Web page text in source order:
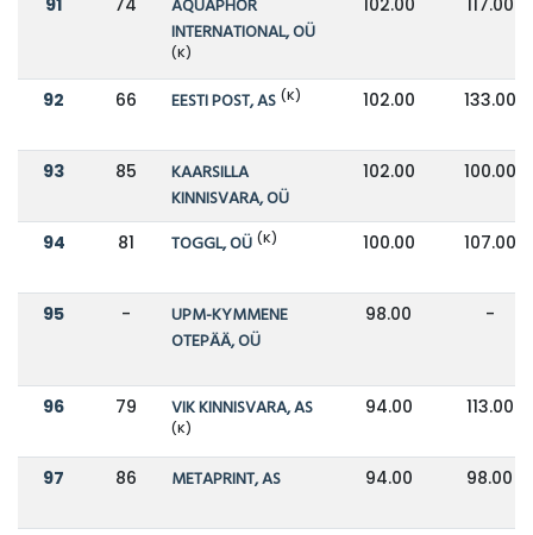
AQUAPHOR
INTERNATIONAL, OÜ
(K)
92 66 EESTI POST, AS (K) 102.00 133.00
93 85
KAARSILLA
KINNISVARA, OÜ
102.00 100.00
94 81 TOGGL, OÜ (K) 100.00 107.00
95 -
UPM-KYMMENE
OTEPÄÄ, OÜ
98.00 -
96 79 VIK KINNISVARA, AS
(K)
94.00 113.00
97 86 METAPRINT, AS 94.00 98.00